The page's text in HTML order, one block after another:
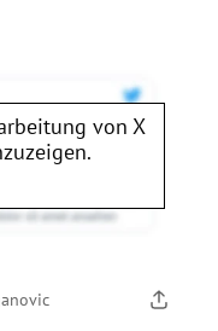
von X